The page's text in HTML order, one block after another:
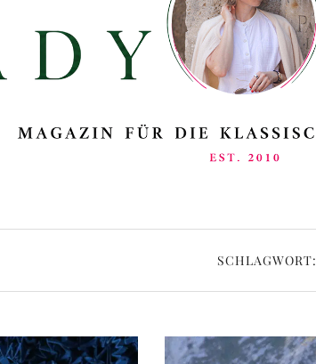
SCHLAGWORT: